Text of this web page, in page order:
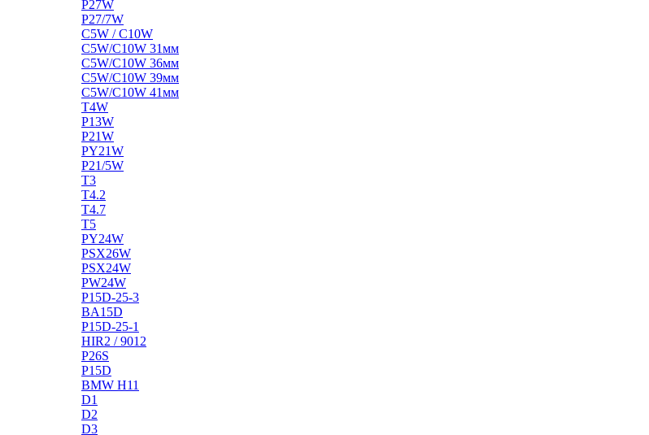
P27W
P27/7W
C5W / C10W
C5W/C10W 31мм
C5W/C10W 36мм
C5W/C10W 39мм
C5W/C10W 41мм
T4W
P13W
P21W
PY21W
P21/5W
T3
T4.2
T4.7
T5
PY24W
PSX26W
PSX24W
PW24W
P15D-25-3
BA15D
P15D-25-1
HIR2 / 9012
P26S
P15D
BMW H11
D1
D2
D3